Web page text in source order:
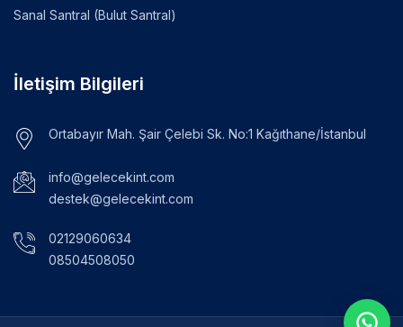
Sanal Santral (Bulut Santral)
İletişim Bilgileri
Ortabayır Mah. Şair Çelebi Sk. No:1 Kağıthane/İstanbul
info@gelecekint.com
destek@gelecekint.com
02129060634
08504508050